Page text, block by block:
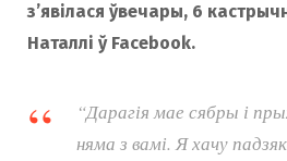
з’явілася ўвечары, 6
Наталлі ў Facebook.
“Дарагія мае сябры і
няма з вамі. Я хачу